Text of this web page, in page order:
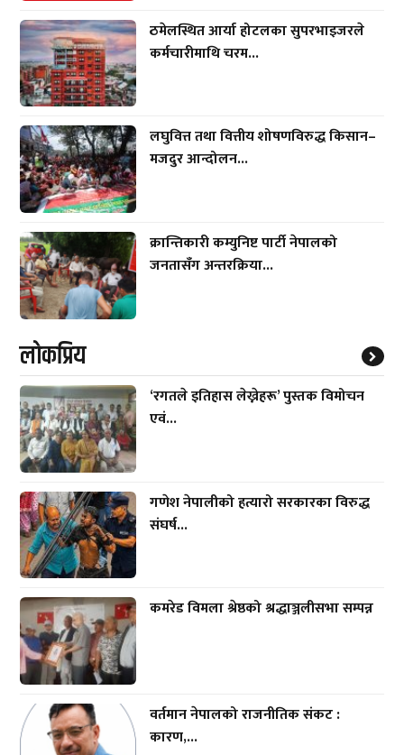
ठमेलस्थित आर्या होटलका सुपरभाइजरले
कर्मचारीमाथि चरम...
लघुवित्त तथा वित्तीय शोषणविरुद्ध किसान–
मजदुर आन्दोलन...
क्रान्तिकारी कम्युनिष्ट पार्टी नेपालको
जनतासँग अन्तरक्रिया...
लाेकप्रिय
‘रगतले इतिहास लेख्नेहरू’ पुस्तक विमोचन
एवं...
गणेश नेपालीको हत्यारो सरकारका विरुद्ध
संघर्ष...
कमरेड विमला श्रेष्ठको श्रद्धाञ्जलीसभा सम्पन्न
वर्तमान नेपालको राजनीतिक संकट :
कारण,...